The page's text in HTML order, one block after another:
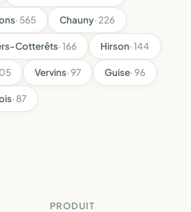
· 565 Chauny· 226
Cotterêts· 166 Hirson· 144
Vervins· 97 Guise· 96
· 87
PRODUIT